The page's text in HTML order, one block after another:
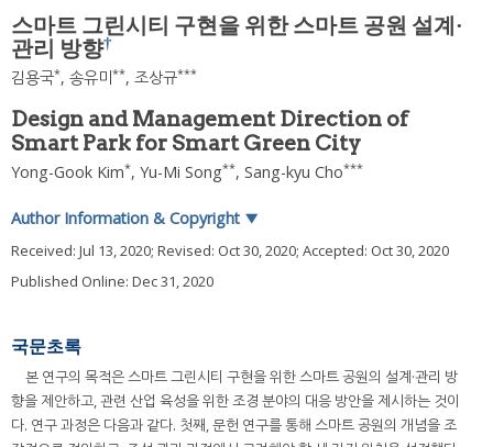
g
스마트 그린시티 구현을 위한 스마트 공원 설계·
관리 방향†
김용국*, 송유미 **, 조상규***
Design and Management Direction of
Smart Park for Smart Green City
Yong-Gook Kim*, Yu-Mi Song**, Sang-kyu Cho***
Author Information & Copyright ▼
Received: Jul 13, 2020; Revised: Oct 30, 2020; Accepted: Oct 30, 2020
Published Online: Dec 31, 2020
국문초록
본 연구의 목적은 스마트 그린시티 구현을 위한 스마트 공원의 설계·관리 방
향을 제안하고, 관련 산업 육성을 위한 조경 분야의 대응 방안을 제시하는 것이
다. 연구 과정은 다음과 같다. 첫째, 문헌 연구를 통해 스마트 공원의 개념을 조